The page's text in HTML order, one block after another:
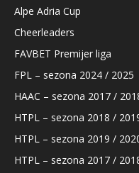
Alpe Adria Cup
Cheerleaders
FAVBET Premijer liga
FPL – sezona 2024 / 2025
HAAC – sezona 2017 /
HTPL – sezona 2018 /
HTPL – sezona 2019 /
HTPL – sezona 2017 /